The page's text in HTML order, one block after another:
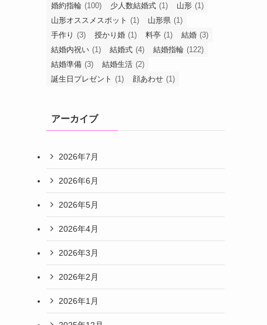
婚約指輪 (100) 少人数結婚式 (1) 山形 (1)
山形オススメスポット (1) 山形県 (1)
手作り (3) 授かり婚 (1) 料亭 (1) 結婚 (3)
結婚内祝い (1) 結婚式 (4) 結婚指輪 (122)
結婚準備 (3) 結婚生活 (2)
誕生日プレゼント (1) 顔あわせ (1)
アーカイブ
2026年7月
2026年6月
2026年5月
2026年4月
2026年3月
2026年2月
2026年1月